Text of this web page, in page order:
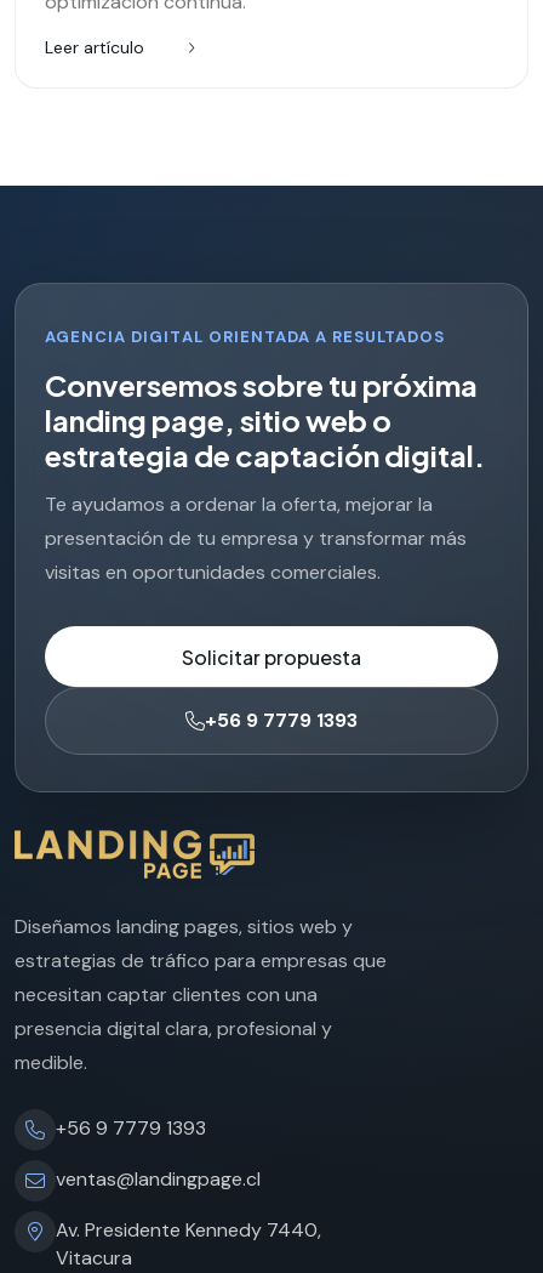
Leer artículo
AGENCIA DIGITAL ORIENTADA A RESULTADOS
Conversemossobre tu próxima
landing page, sitioweb o
estrategia de captacióndigital.
Te ayudamos a ordenar la oferta, mejorar la
presentación de tu empresa y transformar más
visitas en oportunidades comerciales.
Solicitar propuesta
+56 9 7779 1393
Diseñamos landing pages, sitios web y
estrategias de tráfico para empresas que
necesitan captar clientes con una
presencia digital clara, profesional y
medible.
+56 9 7779 1393
ventas@landingpage.cl
Av. Presidente Kennedy 7440,
Vitacura